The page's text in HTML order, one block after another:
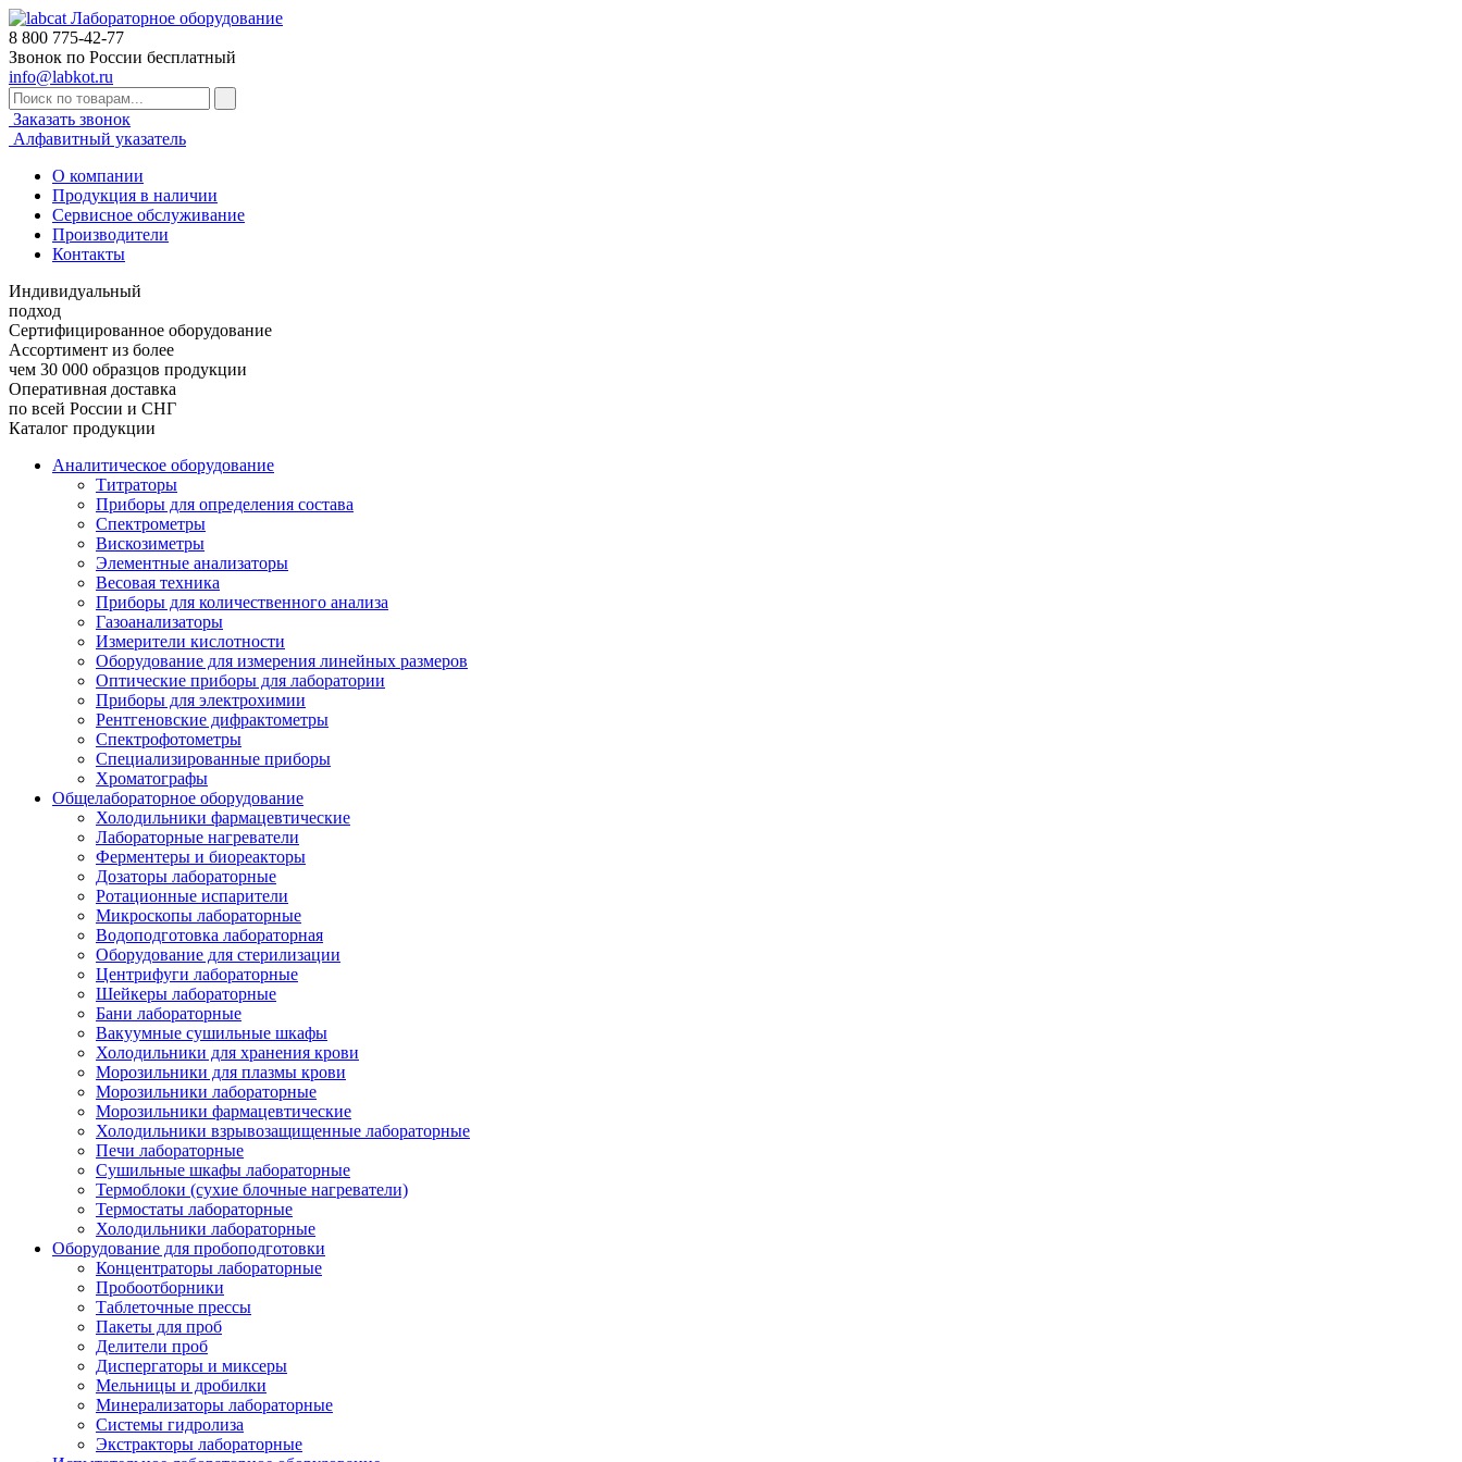
Лабораторное оборудование
8 800 775-42-77
Звонок по России бесплатный
info@labkot.ru
Заказать звонок
Алфавитный указатель
О компании
Продукция в наличии
Сервисное обслуживание
Производители
Контакты
Индивидуальный
подход
Сертифицированное оборудование
Ассортимент из более
чем 30 000 образцов продукции
Оперативная доставка
по всей России и СНГ
Каталог продукции
Аналитическое оборудование
Титраторы
Приборы для определения состава
Спектрометры
Вискозиметры
Элементные анализаторы
Весовая техника
Приборы для количественного анализа
Газоанализаторы
Измерители кислотности
Оборудование для измерения линейных размеров
Оптические приборы для лаборатории
Приборы для электрохимии
Рентгеновские дифрактометры
Спектрофотометры
Специализированные приборы
Хроматографы
Общелабораторное оборудование
Холодильники фармацевтические
Лабораторные нагреватели
Ферментеры и биореакторы
Дозаторы лабораторные
Ротационные испарители
Микроскопы лабораторные
Водоподготовка лабораторная
Оборудование для стерилизации
Центрифуги лабораторные
Шейкеры лабораторные
Бани лабораторные
Вакуумные сушильные шкафы
Холодильники для хранения крови
Морозильники для плазмы крови
Морозильники лабораторные
Морозильники фармацевтические
Холодильники взрывозащищенные лабораторные
Печи лабораторные
Сушильные шкафы лабораторные
Термоблоки (сухие блочные нагреватели)
Термостаты лабораторные
Холодильники лабораторные
Оборудование для пробоподготовки
Концентраторы лабораторные
Пробоотборники
Таблеточные прессы
Пакеты для проб
Делители проб
Диспергаторы и миксеры
Мельницы и дробилки
Минерализаторы лабораторные
Системы гидролиза
Экстракторы лабораторные